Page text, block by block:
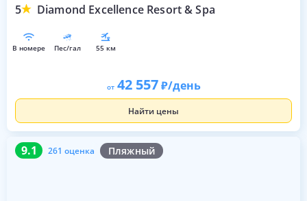
5 Diamond Excellence Resort & Spa
в номере пес/гал 55 км
от 42 557 /день
Найти цены
9.1 261 оценка Пляжный
9.1 261 оценка